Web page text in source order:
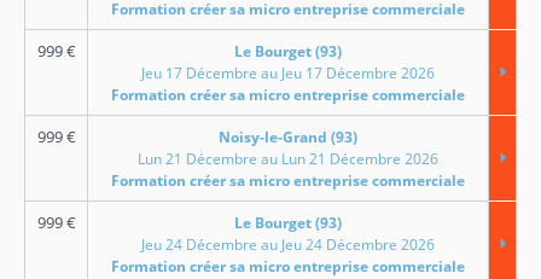
Formation créer sa micro entreprise commerciale
999€
Le Bourget (93)
Jeu 17 Décembre au Jeu 17 Décembre 2026
Formation créer sa micro entreprise commerciale
999€
Noisy-le-Grand (93)
Lun 21 Décembre au Lun 21 Décembre 2026
Formation créer sa micro entreprise commerciale
999€
Le Bourget (93)
Jeu 24 Décembre au Jeu 24 Décembre 2026
Formation créer sa micro entreprise commerciale